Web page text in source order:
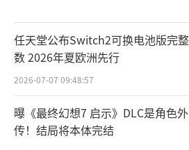
任天堂公布Switch2可换电池版完
数 2026年夏欧洲先行
2026-07-07 09:48:57
曝《最终幻想7 启示》DLC是角色外
传！结局将本体完结